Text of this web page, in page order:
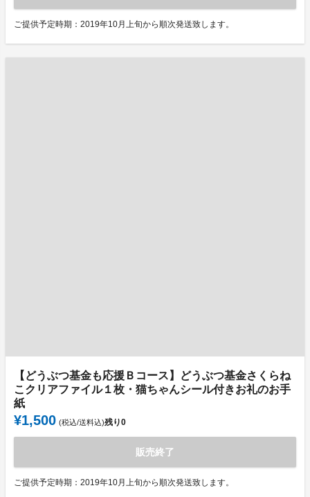
ご提供予定時期：2019年10月上旬から順次発送致します。
【どうぶつ基金も応援Ｂコース】どうぶつ基金さくらね
こクリアファイル１枚・猫ちゃんシール付きお礼のお手
紙
¥1,500 (税込/送料込)残り0
販売終了
ご提供予定時期：2019年10月上旬から順次発送致します。